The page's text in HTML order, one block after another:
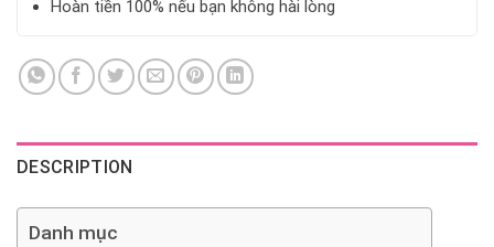
Hoàn tiền 100% nếu bạn không hài lòng
DESCRIPTION
Danh mục